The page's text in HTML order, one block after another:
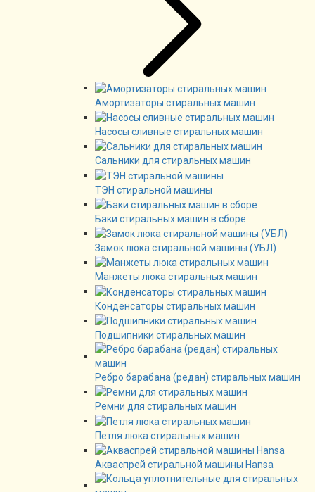
Амортизаторы стиральных машин
Насосы сливные стиральных машин
Сальники для стиральных машин
ТЭН стиральной машины
Баки стиральных машин в сборе
Замок люка стиральной машины (УБЛ)
Манжеты люка стиральных машин
Конденсаторы стиральных машин
Подшипники стиральных машин
Ребро барабана (редан) стиральных машин
Ремни для стиральных машин
Петля люка стиральных машин
Акваспрей стиральной машины Hansa